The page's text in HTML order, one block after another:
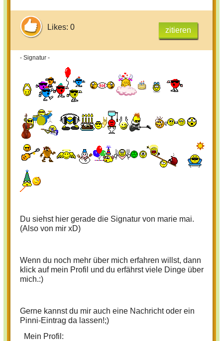
Likes: 0 zitieren
- Signatur -
Du siehst hier gerade die Signatur von marie mai.
(Also von mir xD)
Wenn du noch mehr über mich erfahren willst, dann
klick auf mein Profil und du erfährst viele Dinge über
mich.:)
Gerne kannst du mir auch eine Nachricht oder ein
Pinni-Eintrag da lassen!;)
Mein Profil: